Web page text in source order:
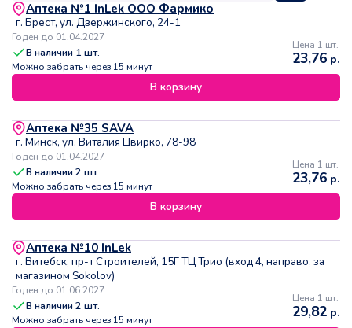
Аптека №1 InLek ООО Фармико
г. Брест, ул. Дзержинского, 24-1
Годен до 01.04.2027
В наличии 1 шт.
Можно забрать через 15 минут
Цена 1 шт.
23,76 р.
В корзину
Аптека №35 SAVA
г. Минск, ул. Виталия Цвирко, 78-98
Годен до 01.04.2027
В наличии2 шт.
Можно забрать через 15 минут
Цена 1 шт.
23,76 р.
В корзину
Аптека №10 InLek
г. Витебск, пр-т Строителей, 15Г ТЦ Трио (вход 4, направо, за
магазином Sokolov)
Годен до 01.06.2027
В наличии2 шт.
Можно забрать через 15 минут
Цена 1 шт.
29,82 р.